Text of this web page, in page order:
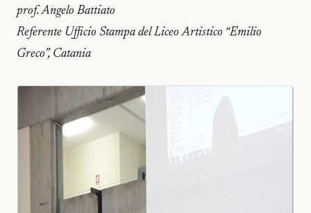
prof. Angelo Battiato
Referente Ufficio Stampa del Liceo Artistico “Emilio
Greco”, Catania